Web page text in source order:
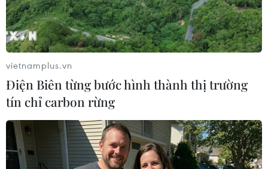
Phát hiện hành tinh du mục bí ẩn bên
ngoài Hệ Mặt Trời
vietnamplus.vn
Điện Biên từng bước hình thành thị trường
tín chỉ carbon rừng